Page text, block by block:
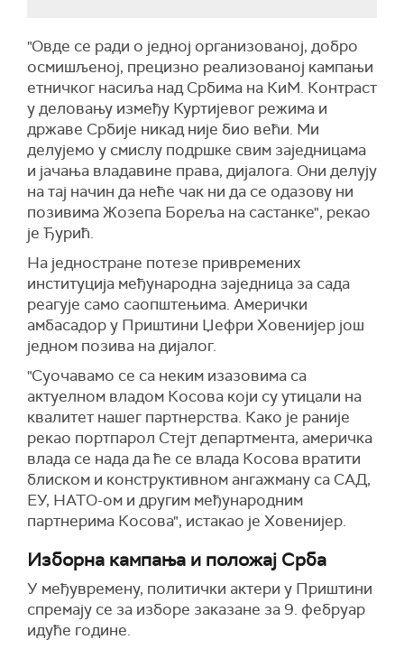
"Oвде се ради о једној организованој, добро
осмишљеној, прецизно реализованој кампањи
етничког насиља над Србима на КиМ. Контраст
у деловању између Куртијевог режима и
државе Србије никад није био већи. Ми
делујемо у смислу подршке свим заједницама
и јачања владавине права, дијалога. Они делују
на тај начин да неће чак ни да се одазову ни
позивима Жозепа Бореља на састанке", рекао
је Ђурић.
На једностране потезе привремених
институција међународна заједница за сада
реагује само саопштењима. Амерички
амбасадор у Приштини Џефри Ховенијер још
једном позива на дијалог.
"Суочавамо се са неким изазовима са
актуелном владом Косова који су утицали на
квалитет нашег партнерства. Како је раније
рекао портпарол Стејт департмента, америчка
влада се нада да ће се влада Косова вратити
блиском и конструктивном ангажману са САД,
ЕУ, НАТО-ом и другим међународним
партнерима Косова", истакао је Ховенијер.
Изборна кампања и положај Срба
У међувремену, политички актери у Приштини
спремају се за изборе заказане за 9. фебруар
идуће године.